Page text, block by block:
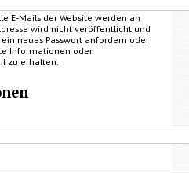
E-Mails der Website werden an
wird nicht veröffentlicht und
neues Passwort anfordern oder
Informationen oder
zu erhalten.